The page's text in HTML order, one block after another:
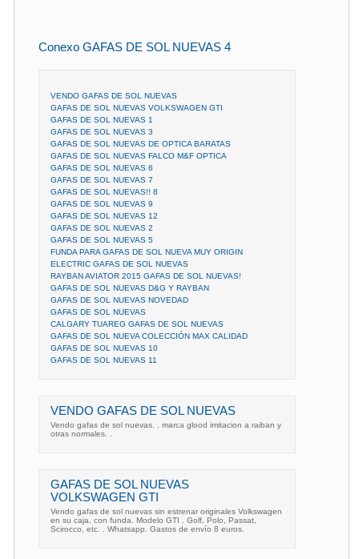
Conexo GAFAS DE SOL NUEVAS 4
VENDO GAFAS DE SOL NUEVAS
GAFAS DE SOL NUEVAS VOLKSWAGEN GTI
GAFAS DE SOL NUEVAS 1
GAFAS DE SOL NUEVAS 3
GAFAS DE SOL NUEVAS DE OPTICA BARATAS
GAFAS DE SOL NUEVAS FALCO M&F OPTICA
GAFAS DE SOL NUEVAS 6
GAFAS DE SOL NUEVAS 7
GAFAS DE SOL NUEVAS!! 8
GAFAS DE SOL NUEVAS 9
GAFAS DE SOL NUEVAS 12
GAFAS DE SOL NUEVAS 2
GAFAS DE SOL NUEVAS 5
FUNDA PARA GAFAS DE SOL NUEVA MUY ORIGIN
ELECTRIC GAFAS DE SOL NUEVAS
RAYBAN AVIATOR 2015 GAFAS DE SOL NUEVAS!
GAFAS DE SOL NUEVAS D&G Y RAYBAN
GAFAS DE SOL NUEVAS NOVEDAD
GAFAS DE SOL NUEVAS
CALGARY TUAREG GAFAS DE SOL NUEVAS
GAFAS DE SOL NUEVA COLECCIÓN MAX CALIDAD
GAFAS DE SOL NUEVAS 10
GAFAS DE SOL NUEVAS 11
VENDO GAFAS DE SOL NUEVAS
Vendo gafas de sol nuevas. . marca glood imitacion a raiban y
otras normales. .
GAFAS DE SOL NUEVAS
VOLKSWAGEN GTI
Vendo gafas de sol nuevas sin estrenar originales Volkswagen
en su caja, con funda. Modelo GTI . Golf, Polo, Passat,
Scirocco, etc. . Whatsapp. Gastos de envío 8 euros.